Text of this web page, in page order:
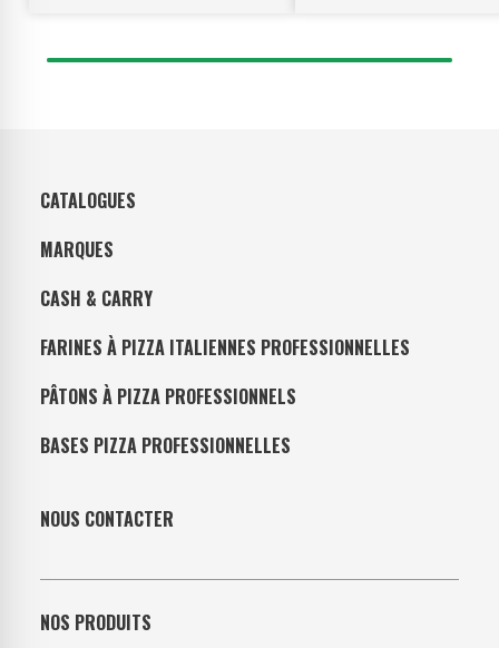
CATALOGUES
MARQUES
CASH & CARRY
FARINES À PIZZA ITALIENNES PROFESSIONNELLES
PÂTONS À PIZZA PROFESSIONNELS
BASES PIZZA PROFESSIONNELLES
NOUS CONTACTER
NOS PRODUITS